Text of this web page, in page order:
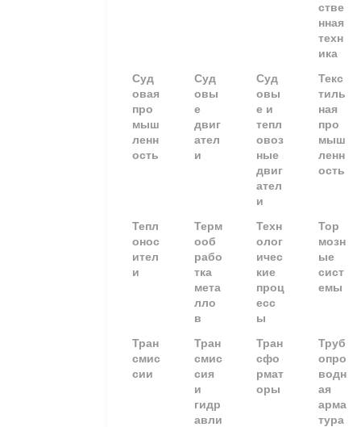
стве
нная
техн
ика
Суд
овая
про
мыш
ленн
ость
Суд
овы
е
двиг
ател
и
Суд
овы
е и
тепл
овоз
ные
двиг
ател
и
Текс
тиль
ная
про
мыш
ленн
ость
Тепл
онос
ител
и
Терм
ооб
рабо
тка
мета
лло
в
Техн
олог
ичес
кие
проц
есс
ы
Тор
мозн
ые
сист
емы
Тран
смис
сии
Тран
смис
сия
и
гидр
авли
Тран
сфо
рмат
оры
Труб
опро
водн
ая
арма
тура